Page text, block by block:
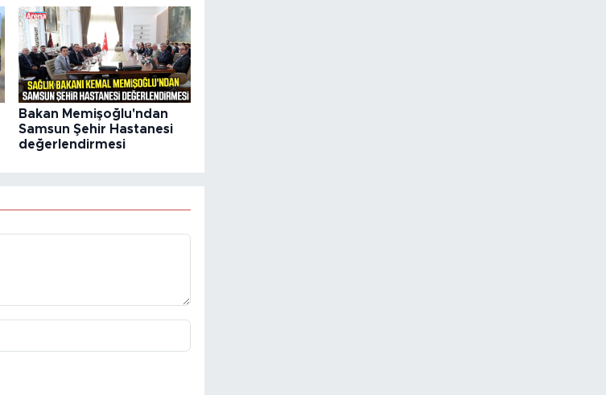
Bakan Memişoğlu'ndan
Samsun Şehir Hastanesi
değerlendirmesi